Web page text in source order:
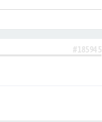
#185945